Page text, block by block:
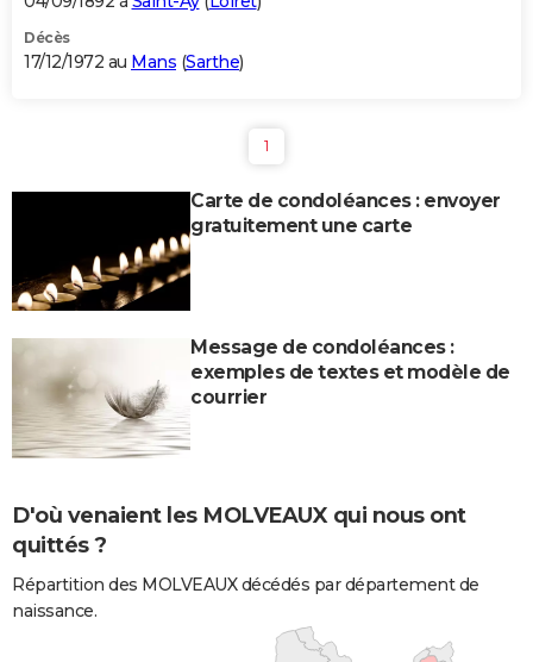
Décès
17/12/1972 au Mans (Sarthe)
1
Carte de condoléances : envoyer
gratuitement une carte
Message de condoléances :
exemples de textes et modèle de
courrier
D'où venaient les MOLVEAUX qui nous ont
quittés ?
Répartition des MOLVEAUX décédés par département de
naissance.